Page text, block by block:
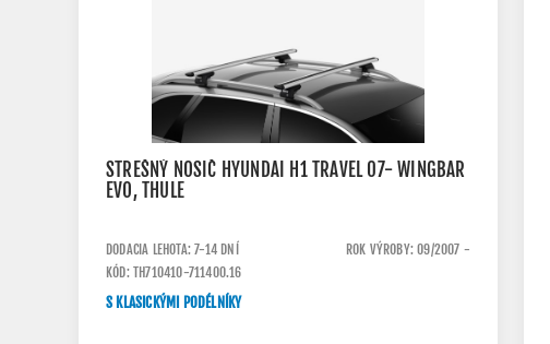
STREŠNÝ NOSIČ HYUNDAI H1 TRAVEL 07- WINGBAR
EVO, THULE
DODACIA LEHOTA: 7-14 DNÍ
ROK VÝROBY: 09/2007 -
KÓD: TH710410-711400.16
S KLASICKÝMI PODÉLNÍKY